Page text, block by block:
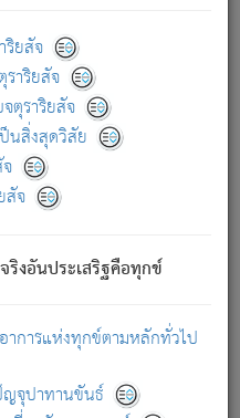
ยสัจ
าริยสัจ
ตุราริยสัจ
นสิ่งสุดวิสัย
สัจ
งอันประเสริฐคือทุกข์
การแห่งทุกข์ตามหลักทั่วไป
จุปาทานขันธ์
นั้นเป็นภัย (ที่เขาไม่รู้จัก)
ฤติ ก็เพื่อการละขาดซึ่ง
วความหลุดพ้นจากภพว่า
รือพราหมณ์ทั้งปวงนั้น
ว่า สมณะหรือพราหมณ์ทั้ง
ทั้งปวง.
งปวง ความเกิดขึ้นแห่ง